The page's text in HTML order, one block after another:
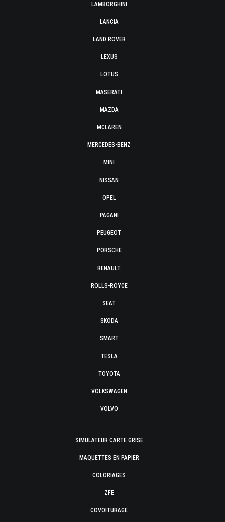
LAMBORGHINI
LANCIA
LAND ROVER
LEXUS
LOTUS
MASERATI
MAZDA
MCLAREN
MERCEDES-BENZ
MINI
NISSAN
OPEL
PAGANI
PEUGEOT
PORSCHE
RENAULT
ROLLS-ROYCE
SEAT
SKODA
SMART
TESLA
TOYOTA
VOLKSWAGEN
VOLVO
SIMULATEUR CARTE GRISE
MAQUETTES EN PAPIER
COLORIAGES
ZFE
COVOITURAGE